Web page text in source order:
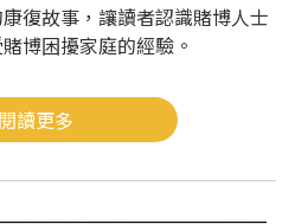
復故事，讓讀者認識賭博人士
博困擾家庭的經驗。
閱讀更多